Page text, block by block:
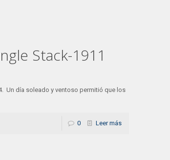
Stack-1911
Un día soleado y ventoso permitió que los
0 Leer más